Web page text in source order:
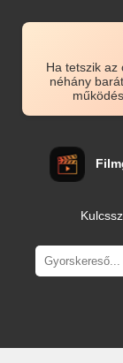
Ha tetszik az
néhány